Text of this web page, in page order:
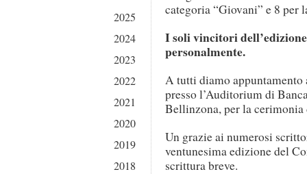
2025
2024
2023
2022
2021
2020
2019
2018
categoria “Giovani” e 8 per
I soli vincitori
personalmente.
A tutti diamo appuntamento
presso l’Auditorium di
Bellinzona, per la
Un grazie ai numerosi
ventunesima edizione del
scrittura breve.